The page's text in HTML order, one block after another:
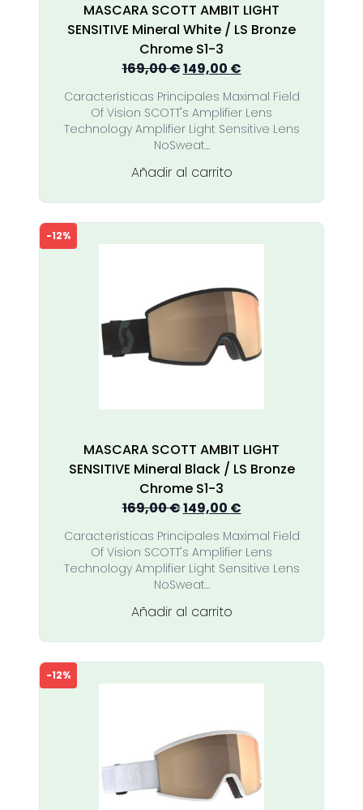
MASCARA SCOTT AMBIT LIGHT
SENSITIVE Mineral White / LS Bronze
Chrome S1-3
169,00€El
precio
original
era:
169,00 €.
149,00 €El
precio
actual
es:
Características Principales Maximal Field
Of Vision SCOTT's Amplifier Lens
Technology Amplifier Light Sensitive Lens
NoSweat...
Añadir al carrito
-12%
MASCARA SCOTT AMBIT LIGHT
SENSITIVE Mineral Black / LS Bronze
Chrome S1-3
169,00€El
precio
original
era:
169,00 €.
149,00 €El
precio
actual
es:
Características Principales Maximal Field
Of Vision SCOTT's Amplifier Lens
Technology Amplifier Light Sensitive Lens
NoSweat...
Añadir al carrito
-12%